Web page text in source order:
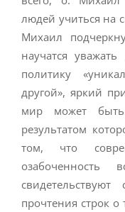
людей учиться на
Михаил
научатся
политику
другой», яркий
мир может
результатом
том, что
озабоченность
прочтения строк